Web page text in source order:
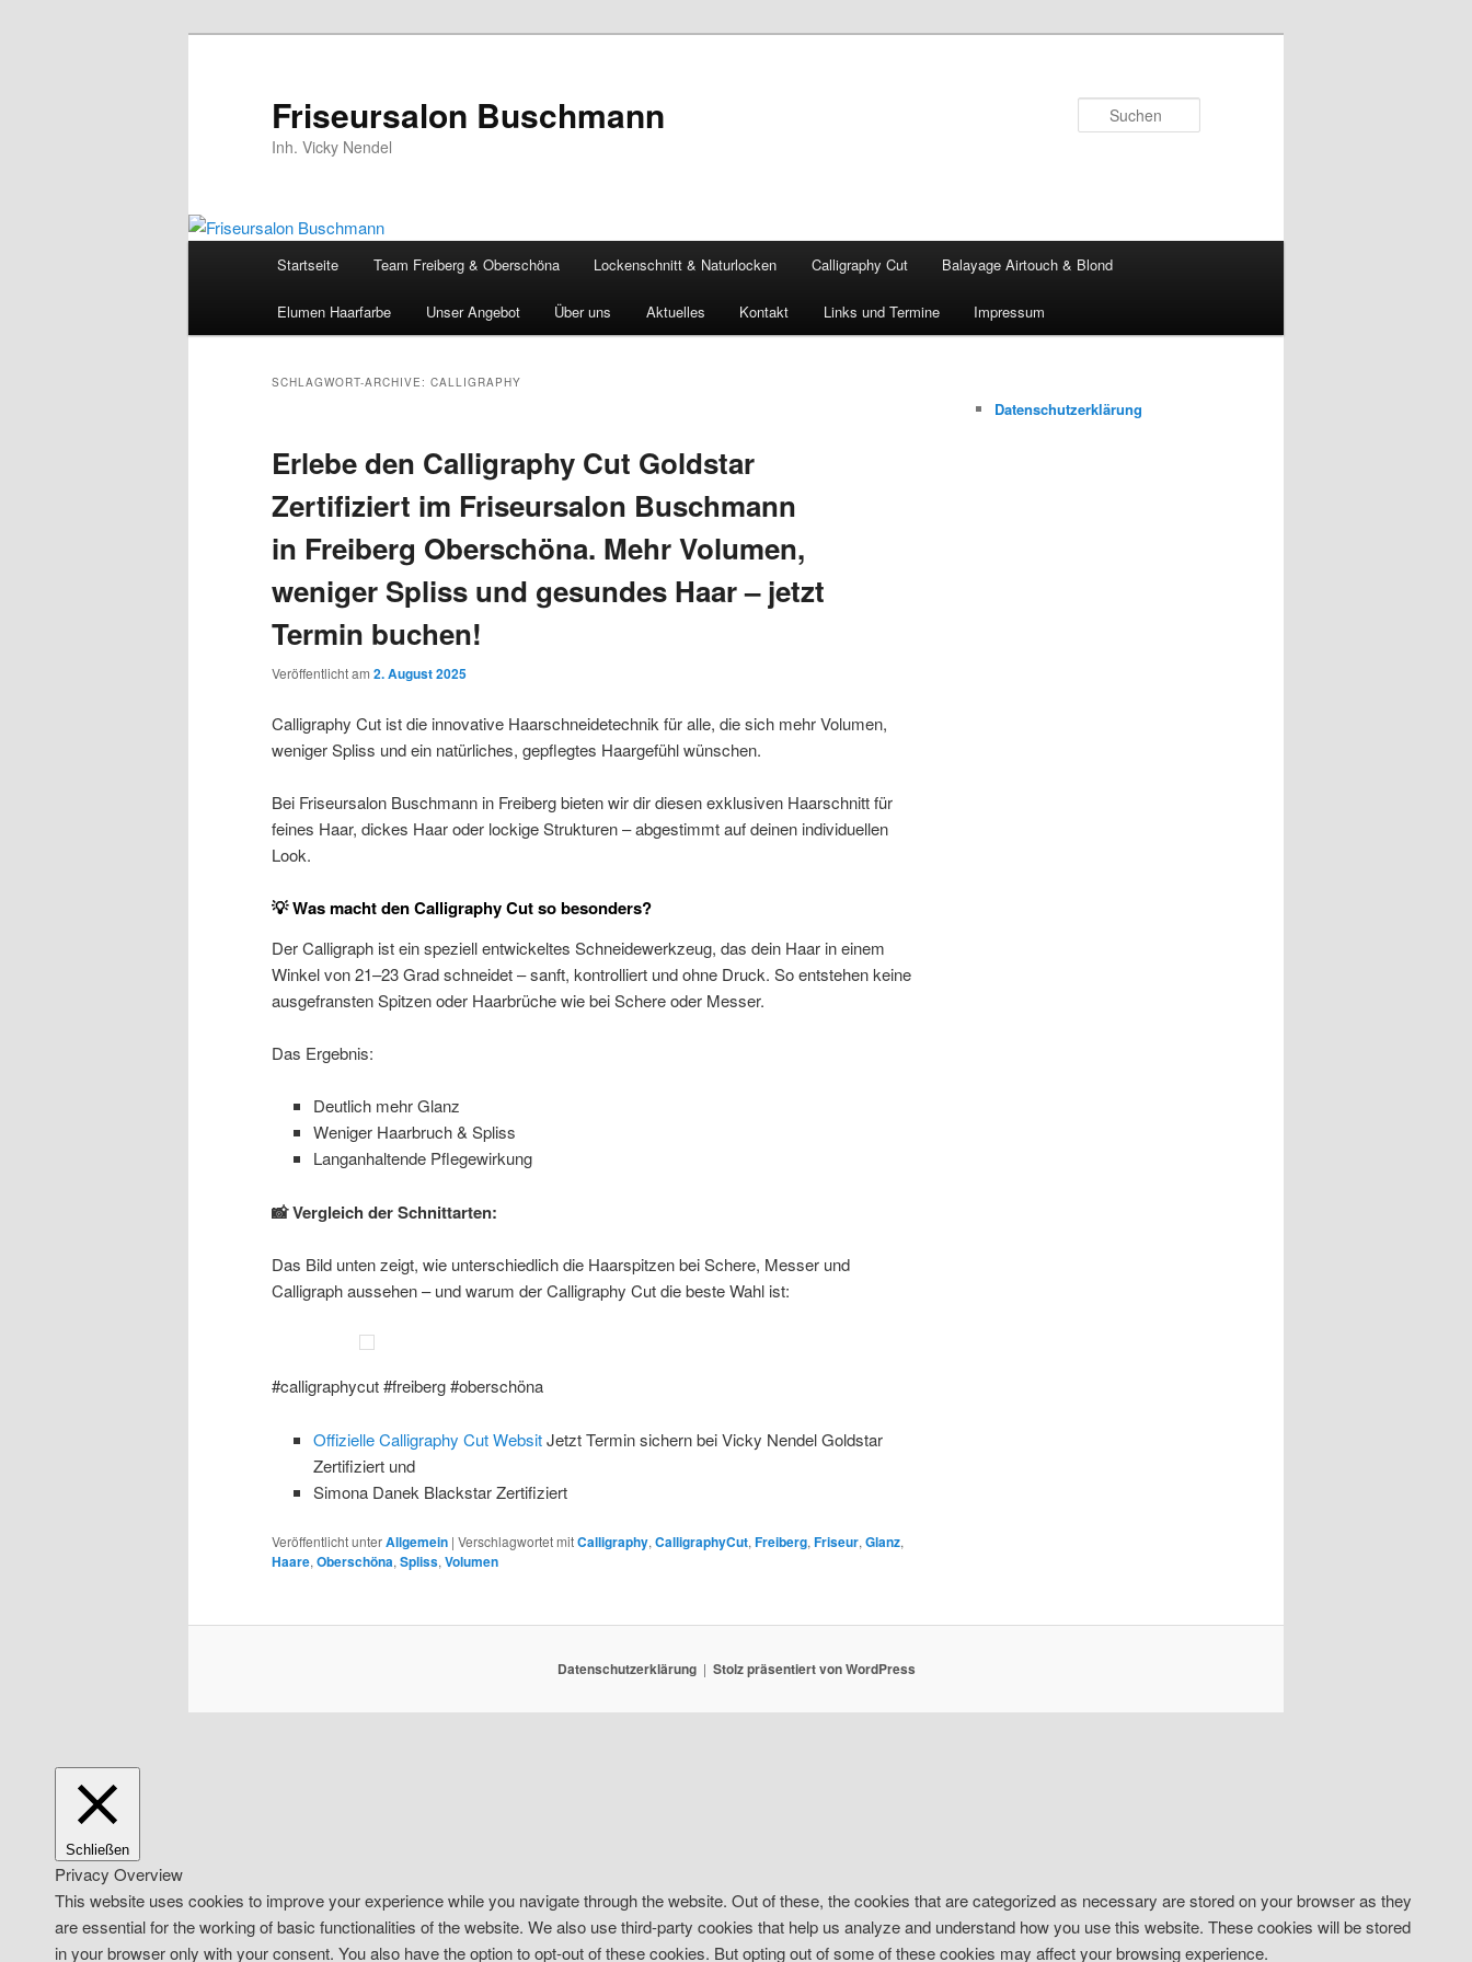
Friseursalon Buschmann
Inh. Vicky Nendel
Startseite Team Freiberg & Oberschöna Lockenschnitt & Naturlocken Calligraphy Cut Balayage Airtouch & Blond
Elumen Haarfarbe Unser Angebot Über uns Aktuelles Kontakt Links und Termine Impressum
SCHLAGWORT-ARCHIVE: CALLIGRAPHY
Erlebe den Calligraphy Cut Goldstar
Zertifiziert im Friseursalon Buschmann
in Freiberg Oberschöna. Mehr Volumen,
weniger Spliss und gesundes Haar – jetzt
Termin buchen!
Veröffentlicht am 2. August 2025
Calligraphy Cut ist die innovative Haarschneidetechnik für alle, die sich mehr Volumen,
weniger Spliss und ein natürliches, gepflegtes Haargefühl wünschen.
Bei Friseursalon Buschmann in Freiberg bieten wir dir diesen exklusiven Haarschnitt für
feines Haar, dickes Haar oder lockige Strukturen – abgestimmt auf deinen individuellen
Look.
💡 Was macht den Calligraphy Cut so besonders?
Der Calligraph ist ein speziell entwickeltes Schneidewerkzeug, das dein Haar in einem
Winkel von 21–23 Grad schneidet – sanft, kontrolliert und ohne Druck. So entstehen keine
ausgefransten Spitzen oder Haarbrüche wie bei Schere oder Messer.
Das Ergebnis:
Deutlich mehr Glanz
Weniger Haarbruch & Spliss
Langanhaltende Pflegewirkung
📸 Vergleich der Schnittarten:
Das Bild unten zeigt, wie unterschiedlich die Haarspitzen bei Schere, Messer und
Calligraph aussehen – und warum der Calligraphy Cut die beste Wahl ist:
#calligraphycut #freiberg #oberschöna
Offizielle Calligraphy Cut WebsitJetzt Termin sichern bei Vicky Nendel Goldstar
Zertifiziert und
Simona Danek Blackstar Zertifiziert
Veröffentlicht unterAllgemein | Verschlagwortet mitCalligraphy, CalligraphyCut, Freiberg, Friseur, Glanz,
Haare, Oberschöna, Spliss, Volumen
Datenschutzerklärung
Datenschutzerklärung Stolz präsentiert von WordPress
Schließen
Privacy Overview
This website uses cookies to improve your experience while you navigate through the website. Out of these, the cookies that are categorized as necessary are stored on your browser as they
are essential for the working of basic functionalities of the website. We also use third-party cookies that help us analyze and understand how you use this website. These cookies will be stored
in your browser only with your consent. You also have the option to opt-out of these cookies. But opting out of some of these cookies may affect your browsing experience.